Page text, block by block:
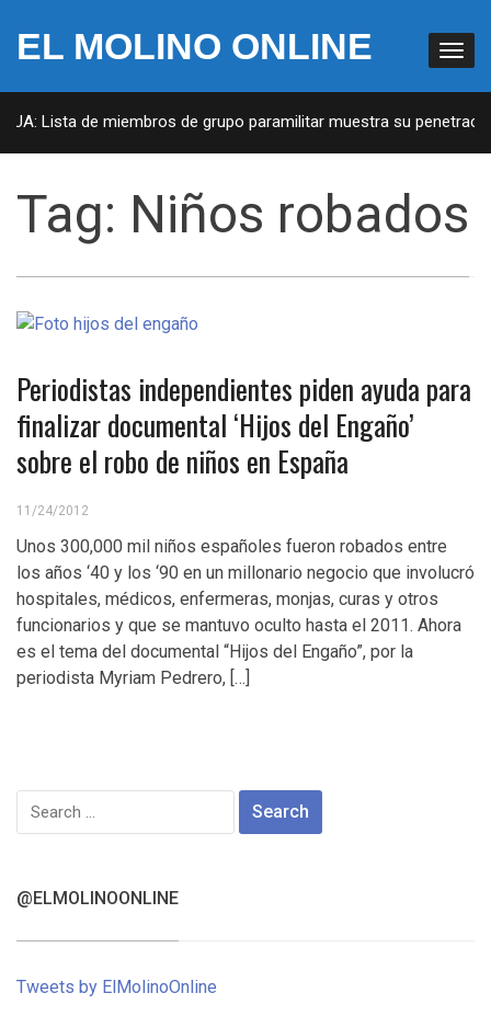
EL MOLINO ONLINE
Lista de miembros de grupo paramilitar muestra su
Tag: Niños robados
Periodistas independientes piden ayuda para
finalizar documental ‘Hijos del Engaño’
sobre el robo de niños en España
11/24/2012
Unos 300,000 mil niños españoles fueron robados entre
los años ‘40 y los ‘90 en un millonario negocio que involucró
hospitales, médicos, enfermeras, monjas, curas y otros
funcionarios y que se mantuvo oculto hasta el 2011. Ahora
es el tema del documental “Hijos del Engaño”, por la
periodista Myriam Pedrero, […]
Search
@ELMOLINOONLINE
Tweets by ElMolinoOnline